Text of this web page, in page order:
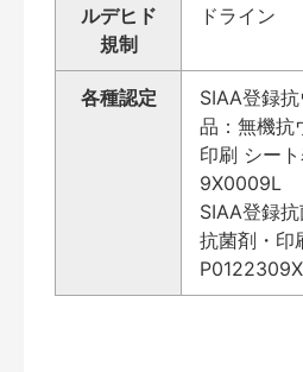
ルデヒド
規制
ドライン
各種認定
SIAA登録
品：無機抗
印刷 シー
9X0009L
SIAA登録
抗菌剤・印